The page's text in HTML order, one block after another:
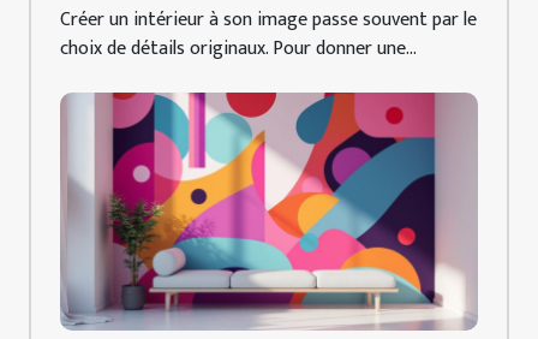
décoration uniques ?
Créer un intérieur à son image passe souvent par le
choix de détails originaux. Pour donner une...